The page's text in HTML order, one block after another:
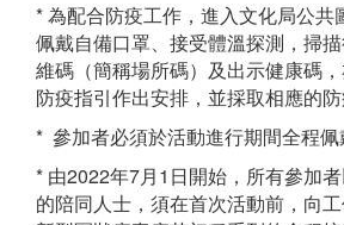
* 為配合防疫工作，進入文化局公共
佩戴自備口罩、接受體溫探測，掃
維碼（簡稱場所碼）及出示健康碼
防疫指引作出安排，並採取相應的防
* 參加者必須於活動進行期間全程佩
* 由2022年7月1日開始，所有參加
的陪同人士，須在首次活動前，向